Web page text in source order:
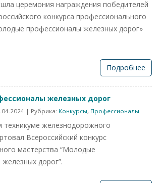
церемония награждения победителей
конкурса профессионального
профессионалы железных дорог»
Подробнее
железных дорог
| Рубрика: Конкурсы, Профессионалы
техникуме железнодорожного
Всероссийский конкурс
мастерства “Молодые
дорог”.